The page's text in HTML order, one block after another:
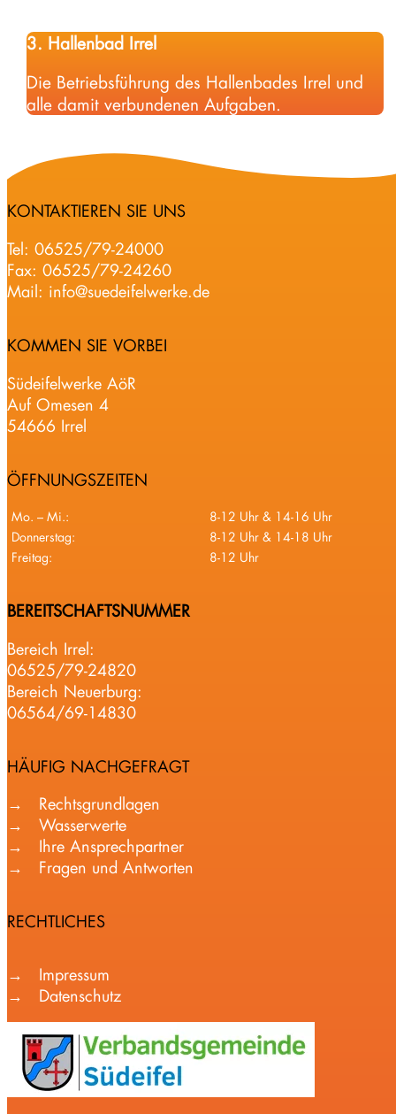
3. Hallenbad Irrel
Die Betriebsführung des Hallenbades Irrel und
alle damit verbundenen Aufgaben.
KONTAKTIEREN SIE UNS
Tel: 06525/79-24000
Fax: 06525/79-24260
Mail: info@suedeifelwerke.de
KOMMEN SIE VORBEI
Südeifelwerke AöR
Auf Omesen 4
54666 Irrel
ÖFFNUNGSZEITEN
Mo. – Mi.:
8-12 Uhr & 14-16 Uhr
Donnerstag:
8-12 Uhr & 14-18 Uhr
Freitag:
8-12 Uhr
BEREITSCHAFTSNUMMER
Bereich Irrel:
06525/79-24820
Bereich Neuerburg:
06564/69-14830
HÄUFIG NACHGEFRAGT
Rechtsgrundlagen
Wasserwerte
Ihre Ansprechpartner
Fragen und Antworten
RECHTLICHES
Impressum
Datenschutz